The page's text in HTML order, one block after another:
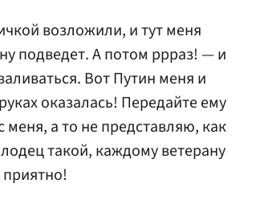
возложили, и тут меня
подведет. А потом ррраз! — и
Вот Путин меня и
оказалась! Передайте ему
меня, а то не представляю, как
такой, каждому ветерану